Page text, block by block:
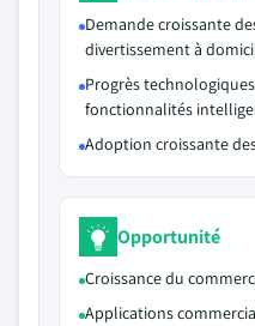
Demande croissante
divertissement à
Progrès
fonctionnalités
Adoption croissante
Opportunité
Croissance du
Applications